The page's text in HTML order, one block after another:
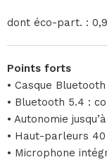
dont éco-part. :
Points forts
• Casque
• Bluetooth 5.4 :
• Autonomie
• Haut-parleurs
• Microphone